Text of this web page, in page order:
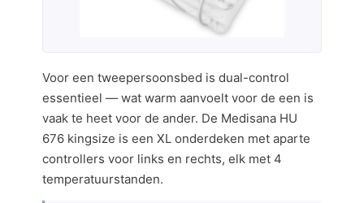
Voor een tweepersoonsbed is dual-control
essentieel — wat warm aanvoelt voor de een is
vaak te heet voor de ander. De Medisana HU
676 kingsize is een XL onderdeken met aparte
controllers voor links en rechts, elk met 4
temperatuurstanden.